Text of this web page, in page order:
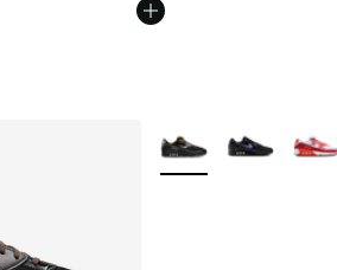
Meer kleuren